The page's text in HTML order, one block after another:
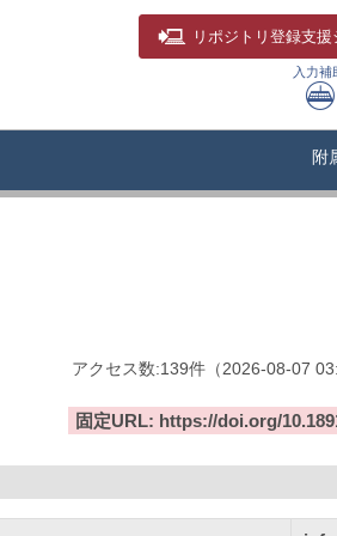
リポジトリ 登録支援
入力補
附
アクセス数:139件 （2026-08-07
固定URL: https://doi.org/